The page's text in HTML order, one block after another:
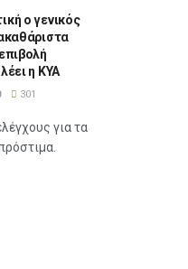
ο γενικός
η ΚΥΑ
301
για τα